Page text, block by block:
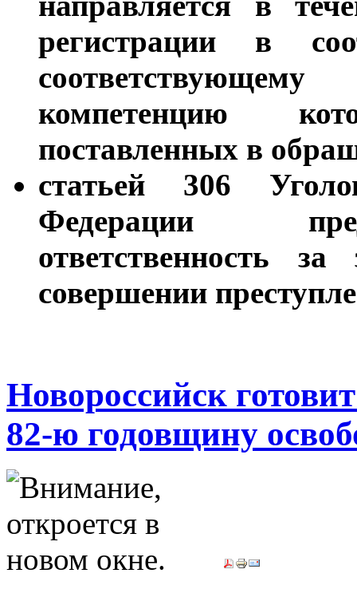
регистрации в
компетенцию
поставленных в
статьей 306
Федерации
ответственность
совершении
Новороссийск
82-ю годовщину